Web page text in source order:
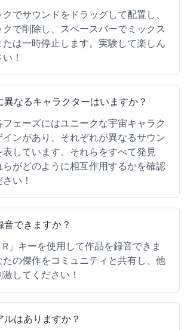
でサウンドをドラッグして配置し、
で削除し、スペースバーでミックス
たは一時停止します。実験して楽しん
！
異なるキャラクターはいますか？
フェーズにはユニークな宇宙キャラク
インがあり、それぞれが異なるサウン
表しています。それらをすべて発見
らがどのように相互作用するかを確認
い！
音できますか？
」キーを使用して作品を録音できま
たの傑作をコミュニティと共有し、他
してください！
はありますか？